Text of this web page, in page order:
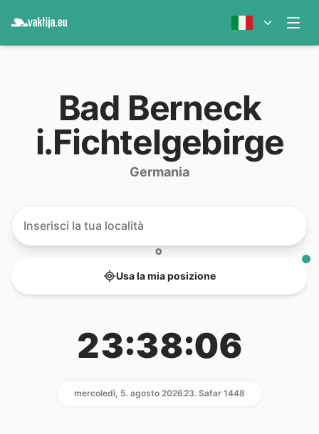
Bad Berneck
i.Fichtelgebirge
Germania
O
Usa la mia posizione
23:38:06
mercoledì, 5. agosto 202623. Safar 1448